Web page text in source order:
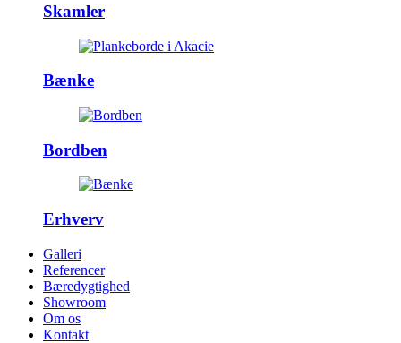
Skamler
Bænke
Bordben
Erhverv
Galleri
Referencer
Bæredygtighed
Showroom
Om os
Kontakt